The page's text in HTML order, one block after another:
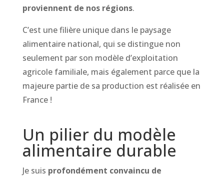
proviennent de nos régions.
C’est une filière unique dans le paysage
alimentaire national, qui se distingue non
seulement par son modèle d’exploitation
agricole familiale, mais également parce que la
majeure partie de sa production est réalisée en
France !
Un pilier du modèle
alimentaire durable
Je suis profondément convaincu de